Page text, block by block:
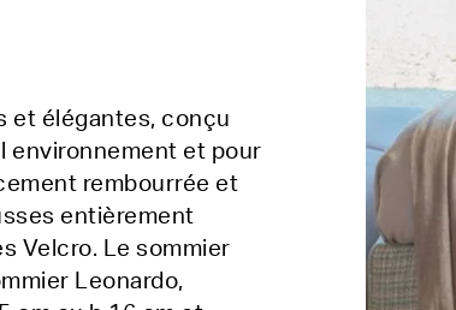
et élégantes, conçu
environnement et pour
rembourrée et
entièrement
Velcro. Le sommier
Leonardo,